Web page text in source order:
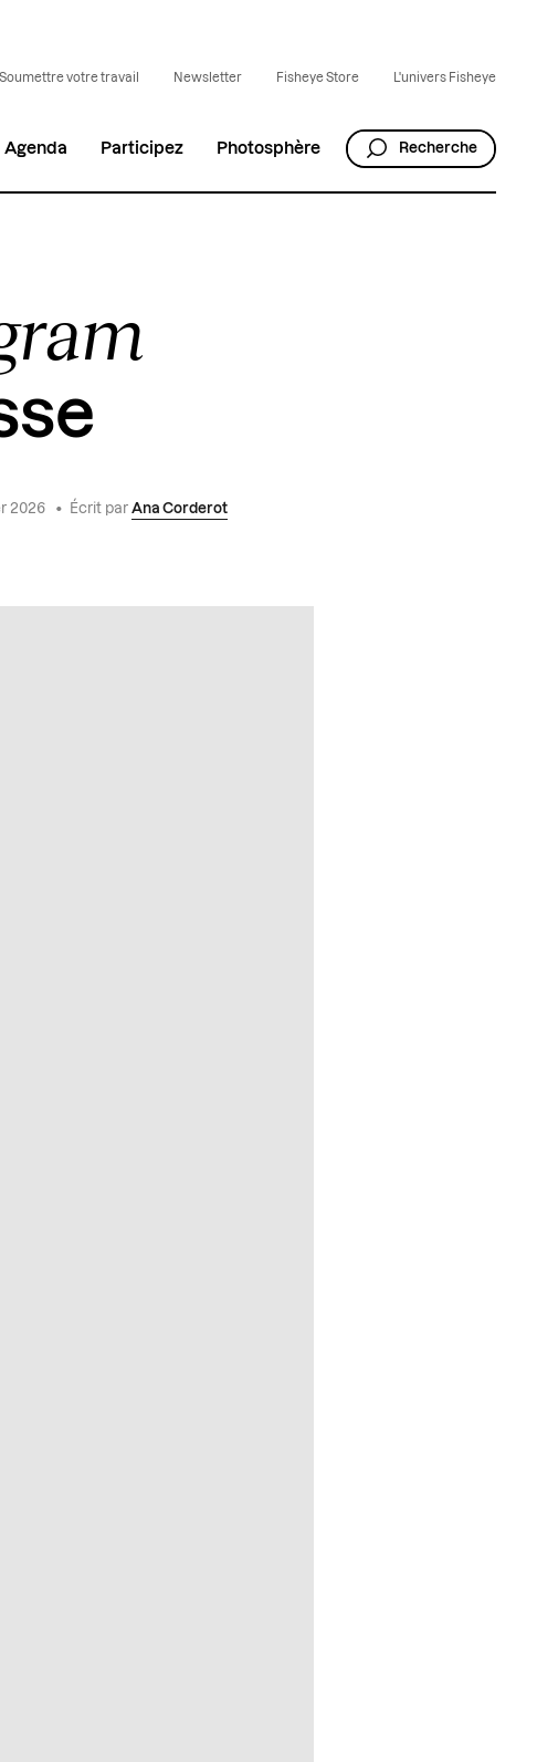
Soumettre votre travail Newsletter Fisheye Store L'univers Fisheye
Agenda Participez Photosphère Recherche
2026 • Écrit par Ana Corderot